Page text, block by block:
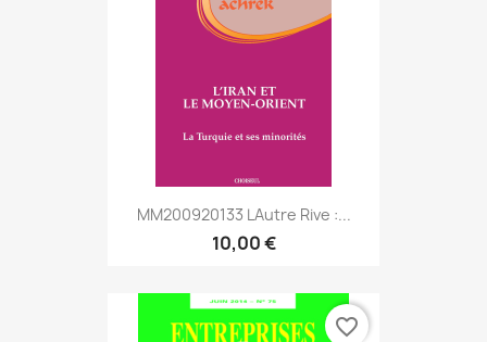
MM200920133 Lautre Rive :...
10,00 €
favorite_border